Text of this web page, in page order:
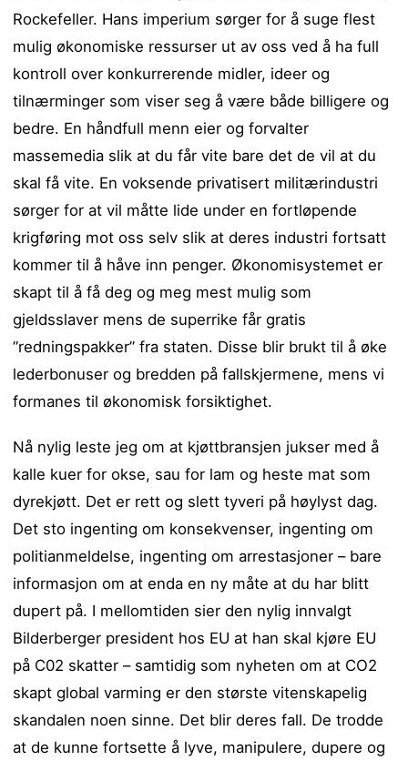
Rockefeller. Hans imperium sørger for å suge flest
mulig økonomiske ressurser ut av oss ved å ha full
kontroll over konkurrerende midler, ideer og
tilnærminger som viser seg å være både billigere og
bedre. En håndfull menn eier og forvalter
massemedia slik at du får vite bare det de vil at du
skal få vite. En voksende privatisert militærindustri
sørger for at vil måtte lide under en fortløpende
krigføring mot oss selv slik at deres industri fortsatt
kommer til å håve inn penger. Økonomisystemet er
skapt til å få deg og meg mest mulig som
gjeldsslaver mens de superrike får gratis
”redningspakker” fra staten. Disse blir brukt til å øke
lederbonuser og bredden på fallskjermene, mens vi
formanes til økonomisk forsiktighet.
Nå nylig leste jeg om at kjøttbransjen jukser med å
kalle kuer for okse, sau for lam og heste mat som
dyrekjøtt. Det er rett og slett tyveri på høylyst dag.
Det sto ingenting om konsekvenser, ingenting om
politianmeldelse, ingenting om arrestasjoner – bare
informasjon om at enda en ny måte at du har blitt
dupert på. I mellomtiden sier den nylig innvalgt
Bilderberger president hos EU at han skal kjøre EU
på C02 skatter – samtidig som nyheten om at CO2
skapt global varming er den største vitenskapelig
skandalen noen sinne. Det blir deres fall. De trodde
at de kunne fortsette å lyve, manipulere, dupere og